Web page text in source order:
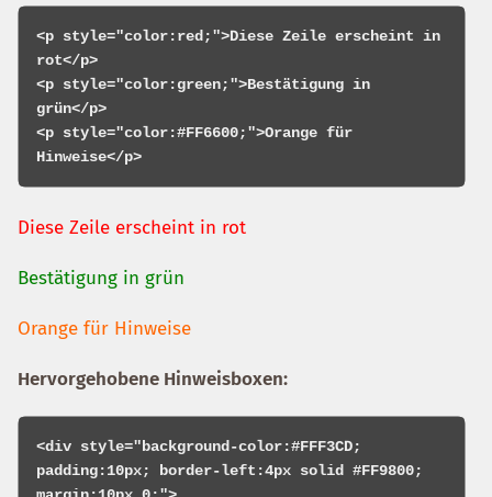
<p style="color:red;">Diese Zeile erscheint in
rot</p>
<p style="color:green;">Bestätigung in
grün</p>
<p style="color:#FF6600;">Orange für
Diese Zeile erscheint in rot
Bestätigung in grün
Orange für Hinweise
Hervorgehobene Hinweisboxen:
<div style="background-color:#FFF3CD;
padding:10px; border-left:4px solid #FF9800;